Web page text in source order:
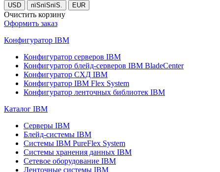
USD пїЅпїЅпїЅ. EUR
Очистить корзину
Оформить заказ
Конфигуратор IBM
Конфигуратор серверов IBM
Конфигуратор блейд-серверов IBM BladeCenter
Конфигуратор СХД IBM
Конфигуратор IBM Flex System
Конфигуратор ленточных библиотек IBM
Каталог IBM
Серверы IBM
Блейд-системы IBM
Системы IBM PureFlex System
Системы хранения данных IBM
Сетевое оборудование IBM
Ленточные системы IBM